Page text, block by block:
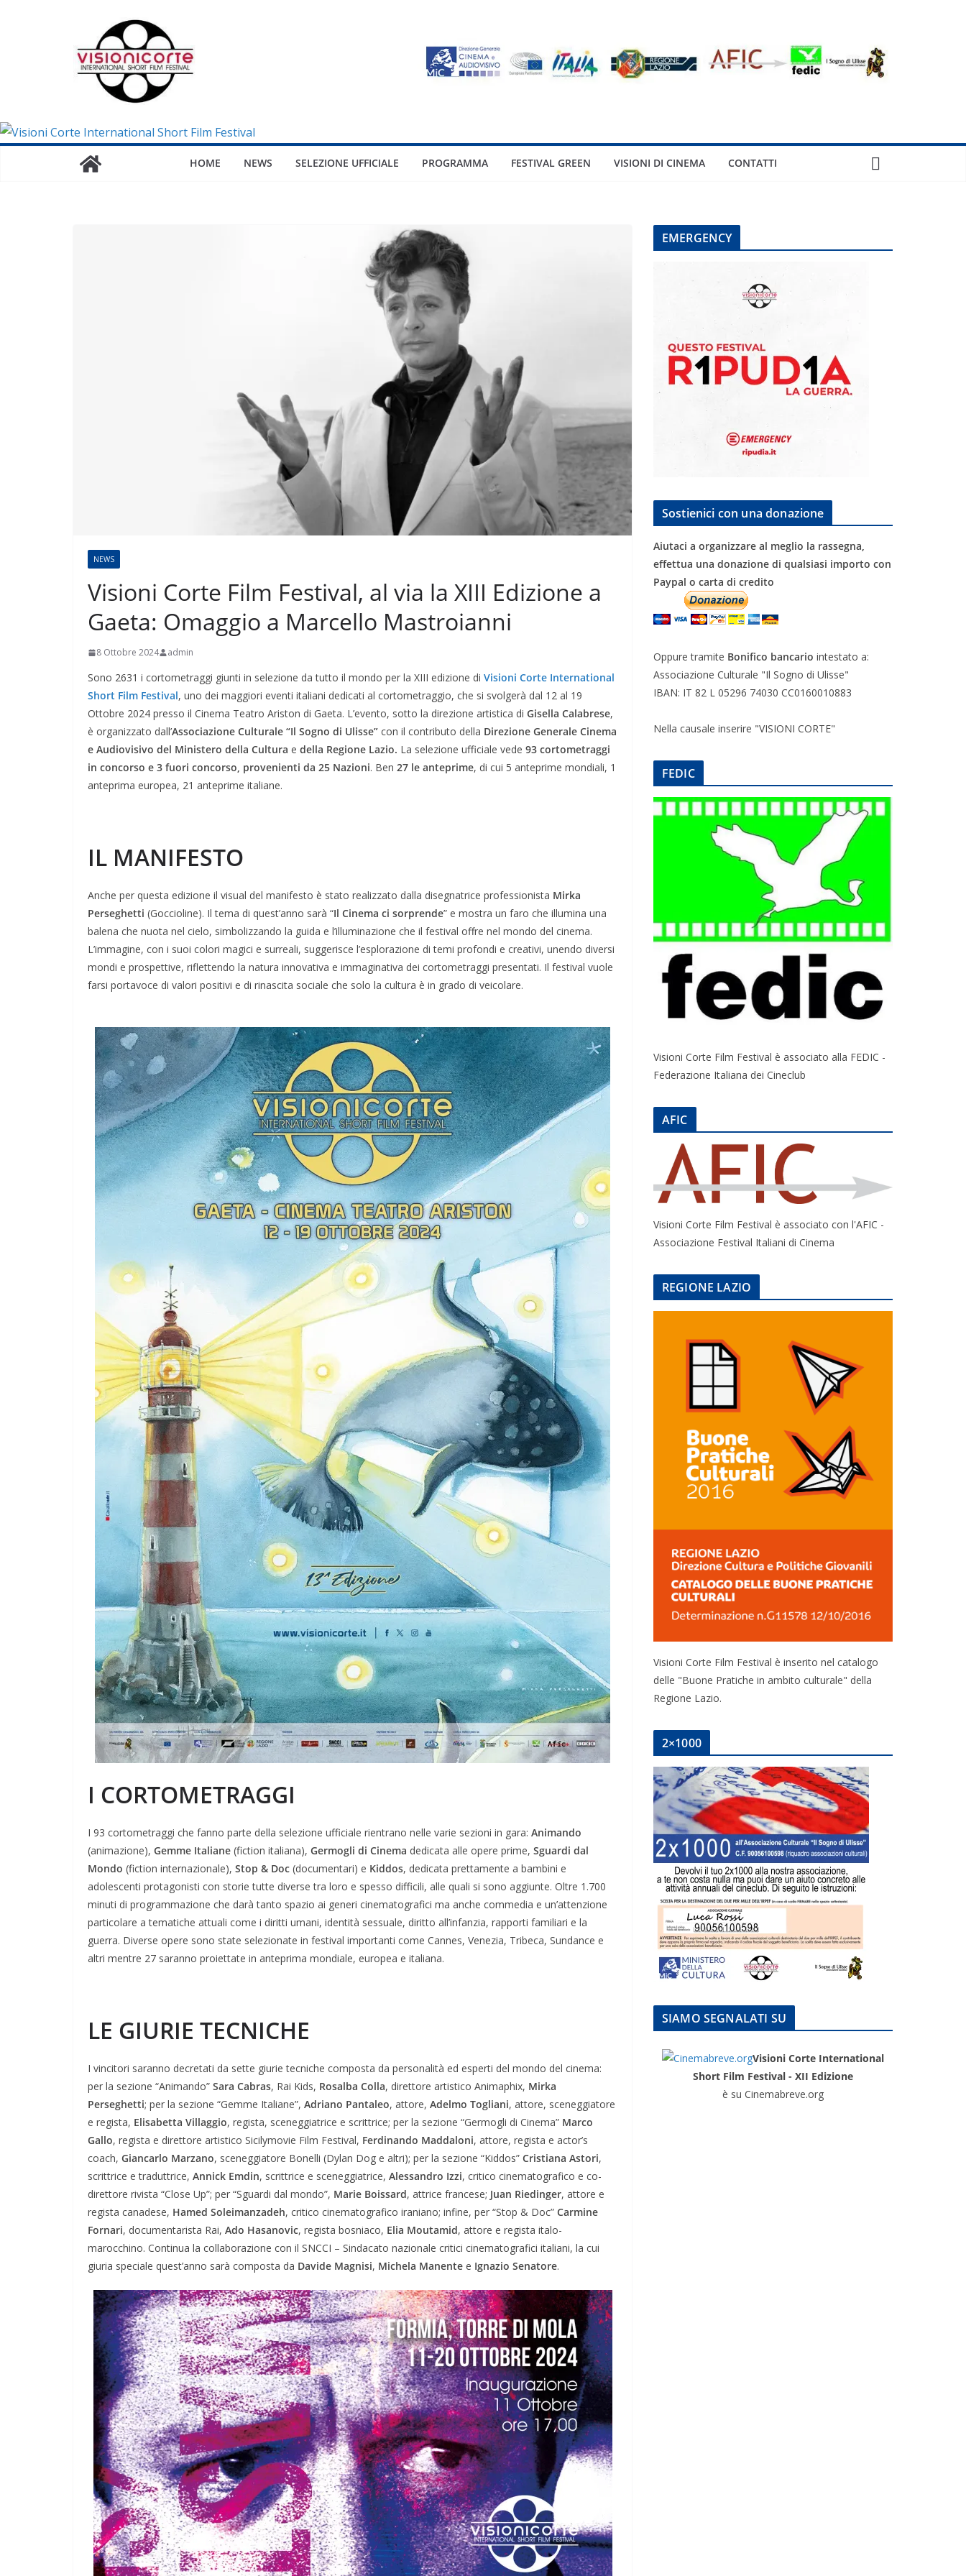
HOME NEWS SELEZIONE UFFICIALE PROGRAMMA FESTIVAL GREEN VISIONI DI CINEMA CONTATTI
NEWS
Visioni Corte Film Festival, al via la XIII Edizione a
Gaeta: Omaggio a Marcello Mastroianni
8 Ottobre 2024 admin
Sono 2631 i cortometraggi giunti in selezione da tutto il mondo per la XIII edizione di Visioni Corte International
Short Film Festival, uno dei maggiori eventi italiani dedicati al cortometraggio, che si svolgerà dal 12 al 19
Ottobre 2024 presso il Cinema Teatro Ariston di Gaeta. L’evento, sotto la direzione artistica di Gisella Calabrese,
è organizzato dall’Associazione Culturale “Il Sogno di Ulisse” con il contributo della Direzione Generale Cinema
e Audiovisivo del Ministero della Cultura e della Regione Lazio. La selezione ufficiale vede 93 cortometraggi
in concorso e 3 fuori concorso, provenienti da 25 Nazioni. Ben 27 le anteprime, di cui 5 anteprime mondiali, 1
anteprima europea, 21 anteprime italiane.
IL MANIFESTO
Anche per questa edizione il visual del manifesto è stato realizzato dalla disegnatrice professionista Mirka
Perseghetti (Goccioline). Il tema di quest’anno sarà “Il Cinema ci sorprende” e mostra un faro che illumina una
balena che nuota nel cielo, simbolizzando la guida e l’illuminazione che il festival offre nel mondo del cinema.
L’immagine, con i suoi colori magici e surreali, suggerisce l’esplorazione di temi profondi e creativi, unendo diversi
mondi e prospettive, riflettendo la natura innovativa e immaginativa dei cortometraggi presentati. Il festival vuole
farsi portavoce di valori positivi e di rinascita sociale che solo la cultura è in grado di veicolare.
I CORTOMETRAGGI
I 93 cortometraggi che fanno parte della selezione ufficiale rientrano nelle varie sezioni in gara: Animando
(animazione), Gemme Italiane (fiction italiana), Germogli di Cinema dedicata alle opere prime, Sguardi dal
Mondo (fiction internazionale), Stop & Doc (documentari) e Kiddos, dedicata prettamente a bambini e
adolescenti protagonisti con storie tutte diverse tra loro e spesso difficili, alle quali si sono aggiunte. Oltre 1.700
minuti di programmazione che darà tanto spazio ai generi cinematografici ma anche commedia e un’attenzione
particolare a tematiche attuali come i diritti umani, identità sessuale, diritto all’infanzia, rapporti familiari e la
guerra. Diverse opere sono state selezionate in festival importanti come Cannes, Venezia, Tribeca, Sundance e
altri mentre 27 saranno proiettate in anteprima mondiale, europea e italiana.
LE GIURIE TECNICHE
I vincitori saranno decretati da sette giurie tecniche composta da personalità ed esperti del mondo del cinema:
per la sezione “Animando” Sara Cabras, Rai Kids, Rosalba Colla, direttore artistico Animaphix, Mirka
Perseghetti; per la sezione “Gemme Italiane”, Adriano Pantaleo, attore, Adelmo Togliani, attore, sceneggiatore
e regista, Elisabetta Villaggio, regista, sceneggiatrice e scrittrice; per la sezione “Germogli di Cinema” Marco
Gallo, regista e direttore artistico Sicilymovie Film Festival, Ferdinando Maddaloni, attore, regista e actor’s
coach, Giancarlo Marzano, sceneggiatore Bonelli (Dylan Dog e altri); per la sezione “Kiddos” Cristiana Astori,
scrittrice e traduttrice, Annick Emdin, scrittrice e sceneggiatrice, Alessandro Izzi, critico cinematografico e co-
direttore rivista “Close Up”; per “Sguardi dal mondo”, Marie Boissard, attrice francese; Juan Riedinger, attore e
regista canadese, Hamed Soleimanzadeh, critico cinematografico iraniano; infine, per “Stop & Doc” Carmine
Fornari, documentarista Rai, Ado Hasanovic, regista bosniaco, Elia Moutamid, attore e regista italo-
marocchino. Continua la collaborazione con il SNCCI – Sindacato nazionale critici cinematografici italiani, la cui
giuria speciale quest’anno sarà composta da Davide Magnisi, Michela Manente e Ignazio Senatore.
EMERGENCY
Sostienici con una donazione
Aiutaci a organizzare al meglio la rassegna,
effettua una donazione di qualsiasi importo con
Paypal o carta di credito
Oppure tramite Bonifico bancario intestato a:
Associazione Culturale "Il Sogno di Ulisse"
IBAN: IT 82 L 05296 74030 CC0160010883
Nella causale inserire "VISIONI CORTE"
FEDIC
Visioni Corte Film Festival è associato alla FEDIC -
Federazione Italiana dei Cineclub
AFIC
Visioni Corte Film Festival è associato con l'AFIC -
Associazione Festival Italiani di Cinema
REGIONE LAZIO
Visioni Corte Film Festival è inserito nel catalogo
delle "Buone Pratiche in ambito culturale" della
Regione Lazio.
2×1000
SIAMO SEGNALATI SU
Visioni Corte International
Short Film Festival - XII Edizione
è su Cinemabreve.org